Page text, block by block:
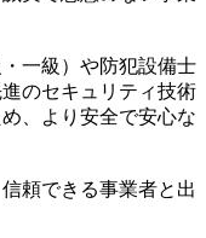
一級）や防犯設備士
のセキュリティ技術
、より安全で安心な
頼できる事業者と出